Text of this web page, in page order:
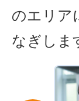
のエリア
なぎしま